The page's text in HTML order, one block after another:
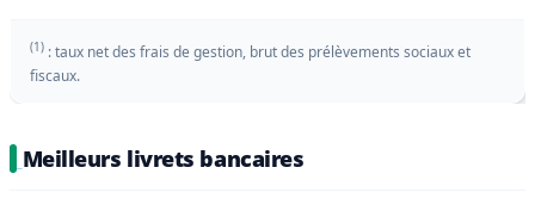
(1) : taux net des frais de gestion, brut des prélèvements sociaux et
fiscaux.
Meilleurs livrets bancaires